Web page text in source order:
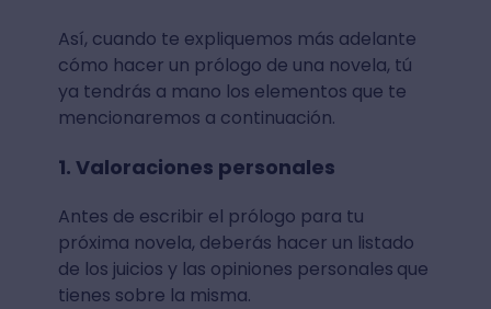
Así, cuando te expliquemos más adelante
cómo hacer un prólogo de una novela, tú
ya tendrás a mano los elementos que te
mencionaremos a continuación.
1. Valoraciones personales
Antes de escribir el prólogo para tu
próxima novela, deberás hacer un listado
de los juicios y las opiniones personales que
tienes sobre la misma.